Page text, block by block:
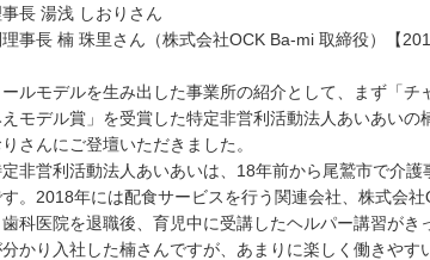
長 湯浅 しおりさん
長 楠 珠里さん（株式会社OCK Ba-mi 取締役）【
モデルを生み出した事業所の紹介として、まず「チ
モデル賞」を受賞した特定非営利活動法人あいあい
さんにご登壇いただきました。
営利活動法人あいあいは、18年前から尾鷲市で介護
。2018年には配食サービスを行う関連会社、株式会
科医院を退職後、育児中に受講したヘルパー講習が
かり入社した楠さんですが、あまりに楽しく働きや